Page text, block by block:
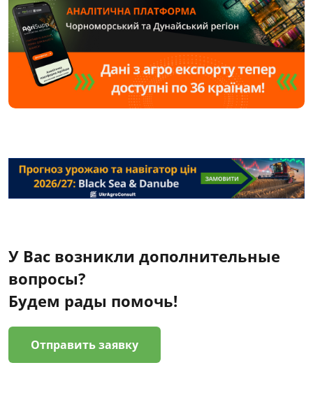
У Вас возникли дополнительные
вопросы?
Будем рады помочь!
Отправить заявку